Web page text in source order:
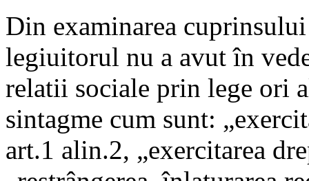
Din examinarea
legiuitorul nu a avut în
relatii sociale prin lege ori
sintagme cum sunt:
art.1 alin.2, „exercitarea